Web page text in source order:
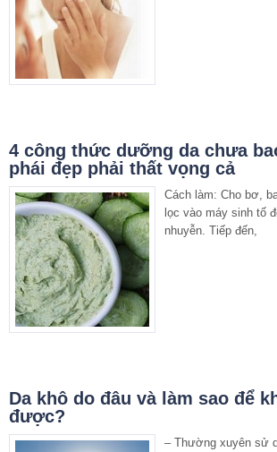
4 công thức dưỡng da chưa
phái đẹp phải thất vọng cả
Cách làm: Cho bơ,
lọc vào máy sinh tố
nhuyễn. Tiếp đến,
Da khô do đâu và làm sao để
được?
– Thường xuyên sử